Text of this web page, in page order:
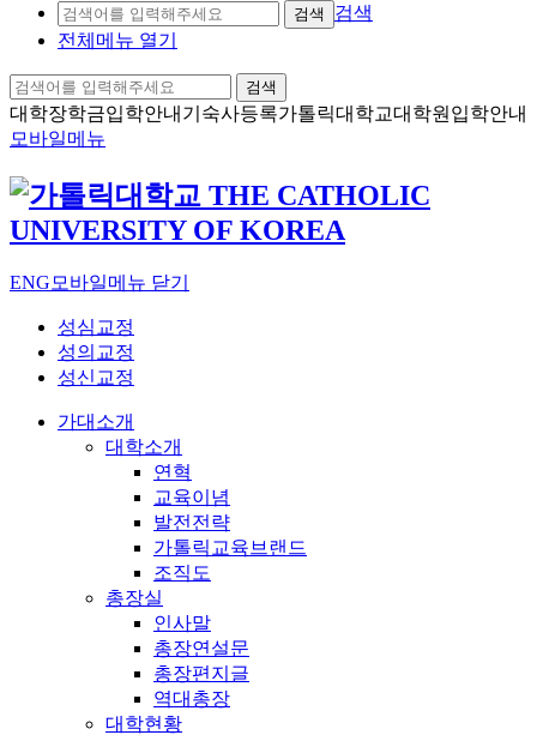
검색
검색
전체메뉴 열기
검색
대학장학금입학안내 기숙사등록가톨릭대학교대학원입학안내
모바일메뉴
ENG 모바일메뉴 닫기
성심교정
성의교정
성신교정
가대소개
대학소개
연혁
교육이념
발전전략
가톨릭교육브랜드
조직도
총장실
인사말
총장연설문
총장편지글
역대총장
대학현황